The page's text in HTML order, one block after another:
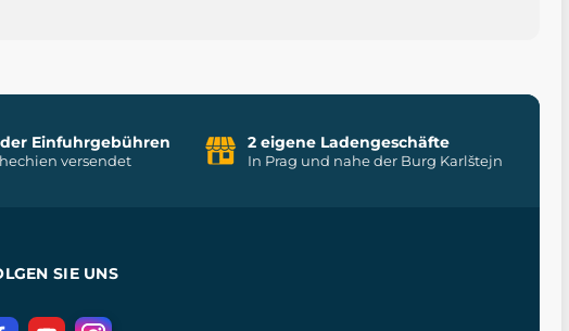
Einfuhrgebühren
versendet
2 eigene Ladengeschäfte
In Prag und nahe der Burg Karlštejn
SIE UNS